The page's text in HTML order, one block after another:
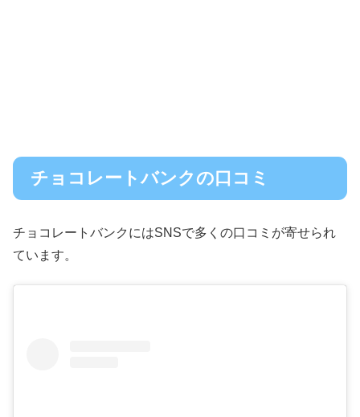
チョコレートバンクの口コミ
チョコレートバンクにはSNSで多くの口コミが寄せられ
ています。